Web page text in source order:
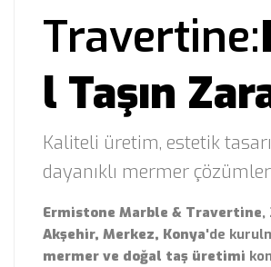
Travertine:
l Taşın
Kaliteli üretim, estetik
dayanıklı mermer
Ermistone Marble & Travertine,
Akşehir, Merkez, Konya'de
mermer ve doğal taş üretimi